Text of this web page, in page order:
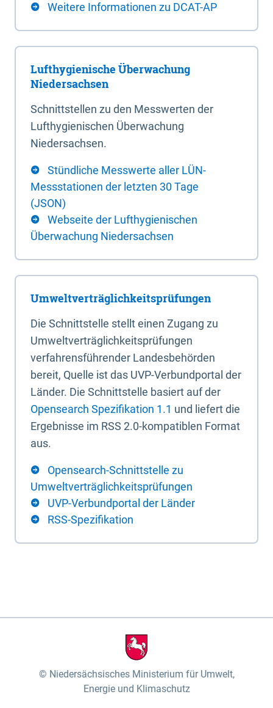
Weitere Informationen zu DCAT-AP
Lufthygienische Überwachung
Niedersachsen
Schnittstellen zu den Messwerten der
Lufthygienischen Überwachung
Niedersachsen.
Stündliche Messwerte aller LÜN-
Messstationen der letzten 30 Tage
(JSON)
Webseite der Lufthygienischen
Überwachung Niedersachsen
Umweltverträglichkeitsprüfungen
Die Schnittstelle stellt einen Zugang zu
Umweltverträglichkeitsprüfungen
verfahrensführender Landesbehörden
bereit, Quelle ist das UVP-Verbundportal der
Länder. Die Schnittstelle basiert auf der
Opensearch Spezifikation 1.1 und liefert die
Ergebnisse im RSS 2.0-kompatiblen Format
aus.
Opensearch-Schnittstelle zu
Umweltverträglichkeitsprüfungen
UVP-Verbundportal der Länder
RSS-Spezifikation
Niedersächsisches Ministerium für Umwelt,
Energie und Klimaschutz